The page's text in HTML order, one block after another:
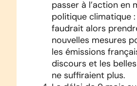
passer à l’action en
politique climatique :
faudrait alors
nouvelles mesures
les émissions
discours et les
ne suffiraient plus.